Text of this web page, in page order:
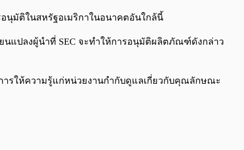
รอนุมัติในสหรัฐอเมริกาในอนาคตอันใกล้นี้
ยนแปลงผู้นำที่ SEC จะทำให้การอนุมัติผลิตภัณฑ์ดังกล่าว
การให้ความรู้แก่หน่วยงานกำกับดูแลเกี่ยวกับคุณลักษณะ